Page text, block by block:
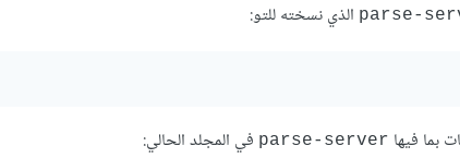
parse- الذي نسخته للتو:
بما فيها parse-server في المجلد الحالي: